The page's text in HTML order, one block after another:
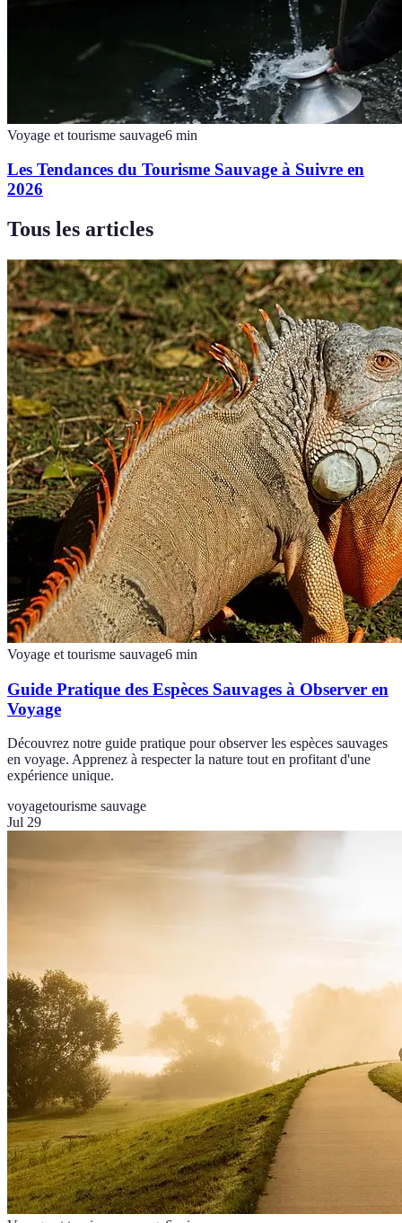
Voyage et tourisme sauvage6 min
Les Tendances du Tourisme Sauvage à Suivre en
2026
Tous les articles
Voyage et tourisme sauvage6 min
Guide Pratique des Espèces Sauvages à Observer en
Voyage
Découvrez notre guide pratique pour observer les espèces sauvages
en voyage. Apprenez à respecter la nature tout en profitant d'une
expérience unique.
voyagetourisme sauvage
Jul 29